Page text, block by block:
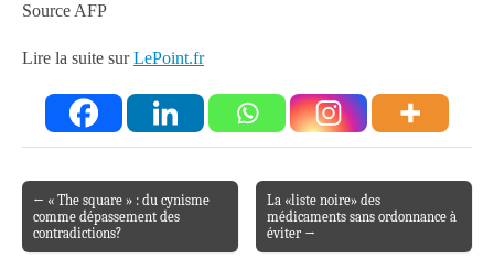
Source AFP
Lire la suite surLePoint.fr
Post navigation
← « The square » : du cynisme
comme dépassement des
contradictions?
La «liste noire» des
médicaments sans ordonnance à
éviter →